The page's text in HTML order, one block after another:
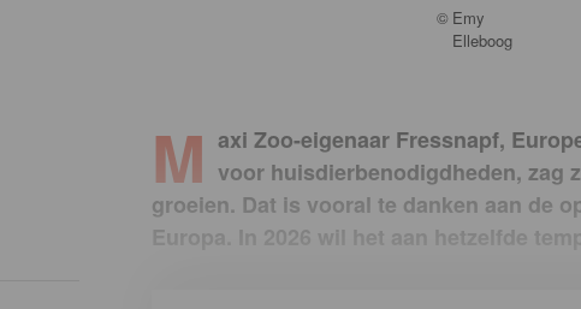
© Emy
Elleboog
M axi Zoo-eigenaar Fressnapf,
voor huisdierbenodigdheden, zag
groeien. Dat is vooral te danken aan de
Europa. In 2026 wil het aan hetzelfde